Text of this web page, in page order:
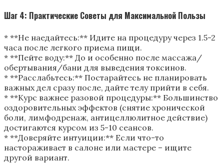
Шаг 4: Практические Советы для Максимальной Пользы
* **Не наедайтесь:** Идите на процедуру через 1.5-2
часа после легкого приема пищи.
* **Пейте воду:** До и особенно после массажа/
обертывания/бани для выведения токсинов.
* **Расслабьтесь:** Постарайтесь не планировать
важных дел сразу после, дайте телу прийти в себя.
* **Курс важнее разовой процедуры:** Большинство
оздоровительных эффектов (снятие хронической
боли, лимфодренаж, антицеллюлитное действие)
достигаются курсом из 5-10 сеансов.
* **Доверяйте интуиции:** Если что-то
настораживает в салоне или мастере – ищите
другой вариант.